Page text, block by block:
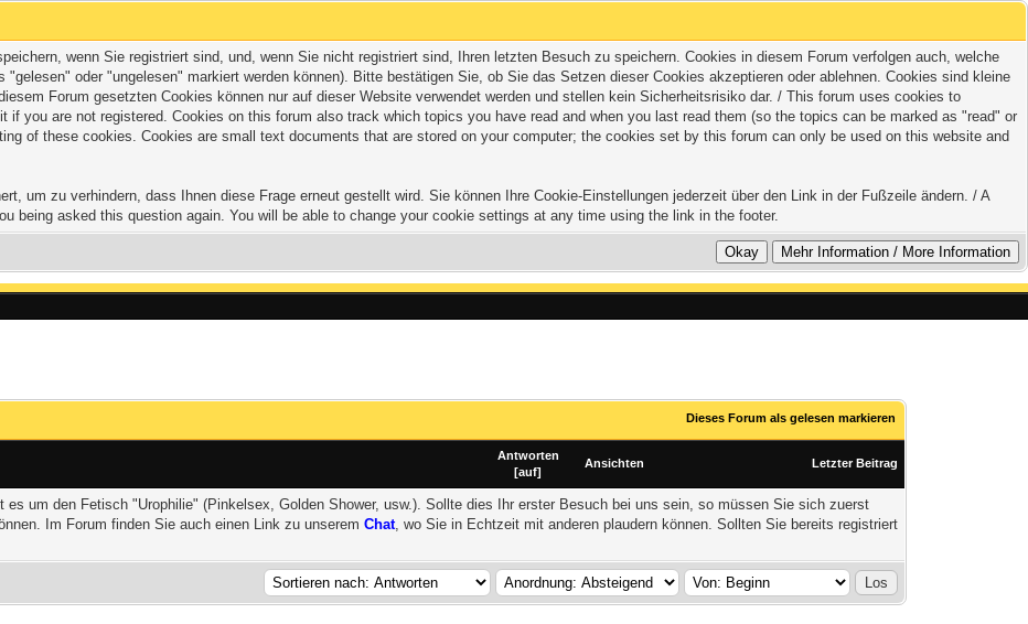
wenn Sie registriert sind, und, wenn Sie nicht registriert sind, Ihren letzten Besuch zu speichern. Cookies in diesem Forum verfolgen auch, welche
oder "ungelesen" markiert werden können). Bitte bestätigen Sie, ob Sie das Setzen dieser Cookies akzeptieren oder ablehnen. Cookies sind kleine
Forum gesetzten Cookies können nur auf dieser Website verwendet werden und stellen kein Sicherheitsrisiko dar. / This forum uses cookies to
you are not registered. Cookies on this forum also track which topics you have read and when you last read them (so the topics can be marked as "read" or
of these cookies. Cookies are small text documents that are stored on your computer; the cookies set by this forum can only be used on this website and
um zu verhindern, dass Ihnen diese Frage erneut gestellt wird. Sie können Ihre Cookie-Einstellungen jederzeit über den Link in der Fußzeile ändern. / A
being asked this question again. You will be able to change your cookie settings at any time using the link in the footer.
Dieses Forum als gelesen markieren
Antworten
[auf]
Ansichten Letzter Beitrag
es um den Fetisch "Urophilie" (Pinkelsex, Golden Shower, usw.). Sollte dies Ihr erster Besuch bei uns sein, so müssen Sie sich zuerst
Im Forum finden Sie auch einen Link zu unseremChat, wo Sie in Echtzeit mit anderen plaudern können. Sollten Sie bereits registriert